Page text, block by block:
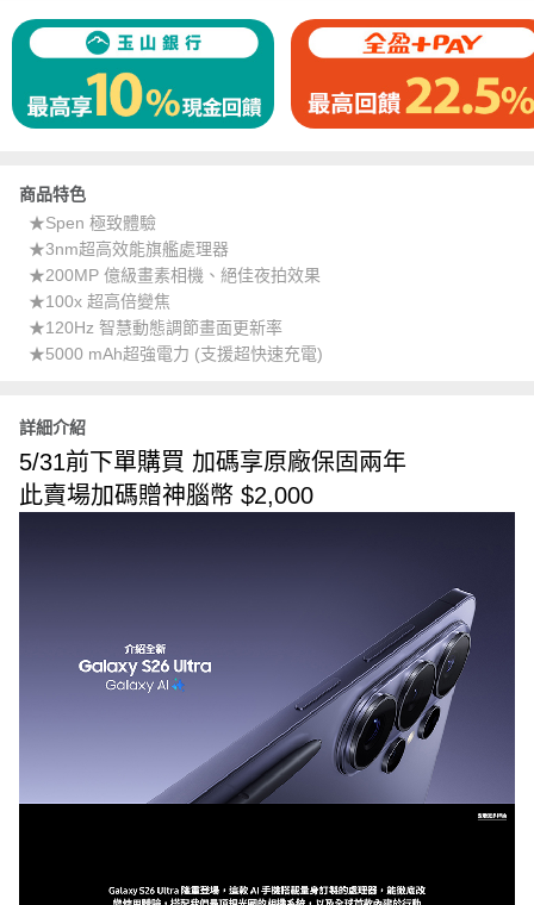
商品特色
★Spen 極致體驗
★3nm超高效能旗艦處理器
★200MP 億級畫素相機、絕佳夜拍效果
★100x 超高倍變焦
★120Hz 智慧動態調節畫面更新率
★5000 mAh超強電力 (支援超快速充電)
詳細介紹
5/31前下單購買 加碼享原廠保固兩年
此賣場加碼贈神腦幣 $2,000